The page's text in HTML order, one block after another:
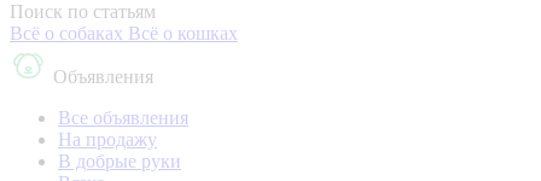
Поиск по статьям
Всё о собаках Всё о кошках
Объявления
Все объявления
На продажу
В добрые руки